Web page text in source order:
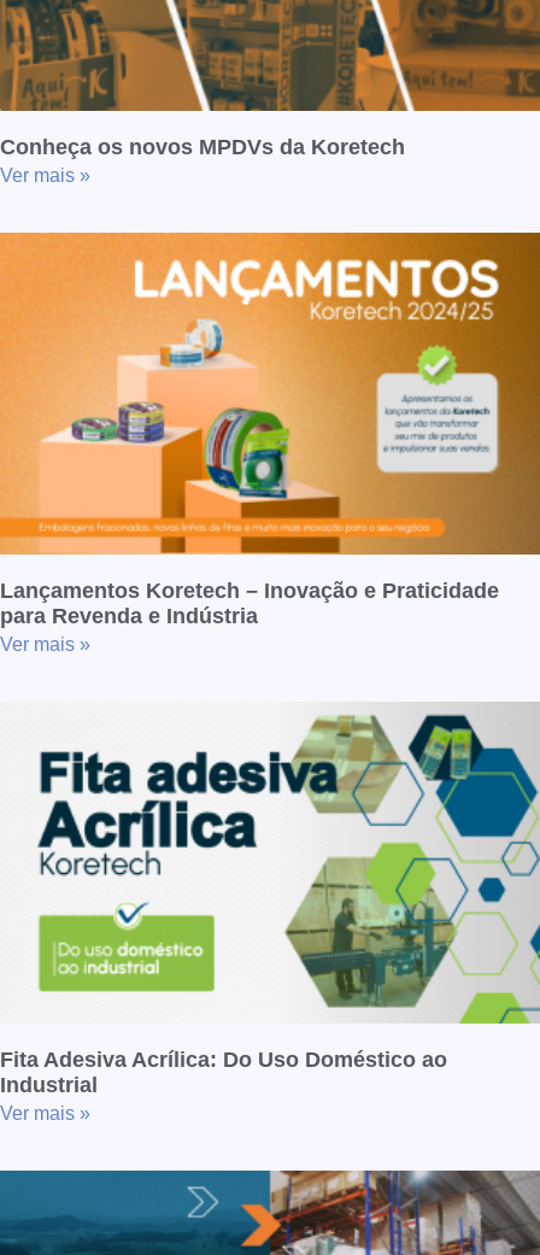
Conheça os novos MPDVs da Koretech
Ver mais »
Lançamentos Koretech – Inovação e Praticidade
para Revenda e Indústria
Ver mais »
Fita Adesiva Acrílica: Do Uso Doméstico ao
Industrial
Ver mais »